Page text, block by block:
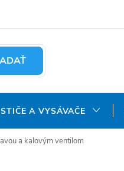
ÚDAJOV
A VYSÁVAČE
a kalovým ventilom